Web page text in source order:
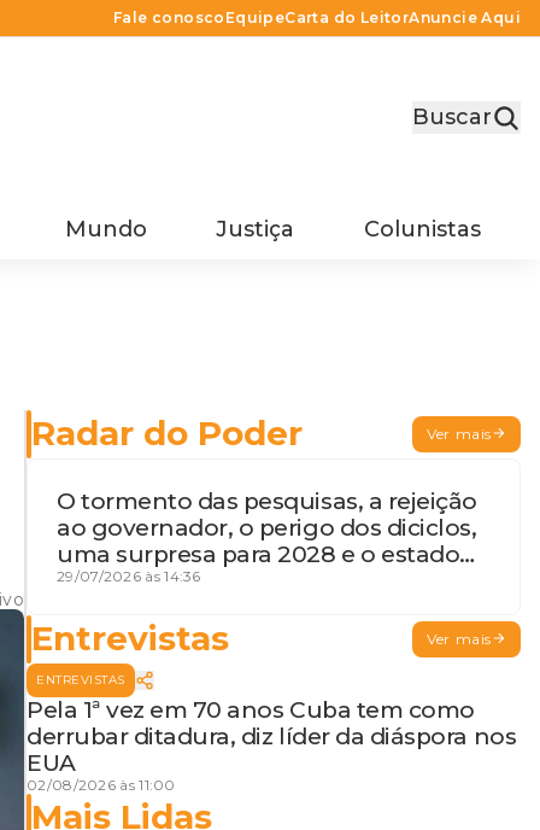
Fale conosco EquipeCarta do LeitorAnuncie Aqui
Buscar
Mundo Justiça Colunistas
Radar do Poder Ver mais
O tormento das pesquisas, a rejeição
ao governador, o perigo dos diciclos,
uma surpresa para 2028 e o estado
de terceira guerra mundial
29/07/2026 às 14:36
Entrevistas Ver mais
ENTREVISTAS
Pela 1ª vez em 70 anos Cuba tem como
derrubar ditadura, diz líder da diáspora nos
EUA
02/08/2026 às 11:00
Mais Lidas